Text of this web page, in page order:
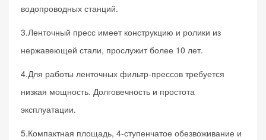
водопроводных станций.
3.Ленточный пресс имеет конструкцию и ролики из
нержавеющей стали, прослужит более 10 лет.
4.Для работы ленточных фильтр-прессов требуется
низкая мощность. Долговечность и простота
эксплуатации.
5.Компактная площадь, 4-ступенчатое обезвоживание и